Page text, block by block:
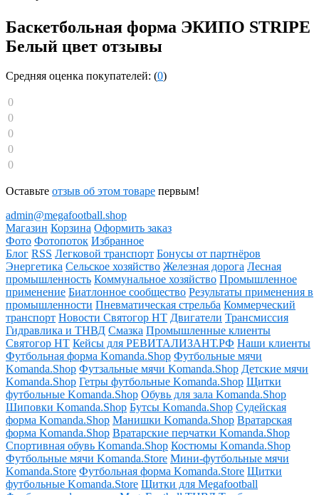
Баскетбольная форма ЭКИПО STRIPE
Белый цвет отзывы
Средняя оценка покупателей: (0)
0
0
0
0
0
Оставьте отзыв об этом товаре первым!
admin@megafootball.shop
Магазин Корзина Оформить заказ
Фото Фотопоток Избранное
Блог RSS Легковой транспорт Бонусы от партнёров
Энергетика Сельское хозяйство Железная дорога Лесная
промышленность Коммунальное хозяйство Промышленное
применение Биатлонное сообщество Результаты применения в
промышленности Пневматическая стрельба Коммерческий
транспорт Новости Святогор НТ Двигатели Трансмиссия
Гидравлика и ТНВД Смазка Промышленные клиенты
Святогор НТ Кейсы для РЕВИТАЛИЗАНТ.РФ Наши клиенты
Футбольная форма Komanda.Shop Футбольные мячи
Komanda.Shop Футзальные мячи Komanda.Shop Детские мячи
Komanda.Shop Гетры футбольные Komanda.Shop Щитки
футбольные Komanda.Shop Обувь для зала Komanda.Shop
Шиповки Komanda.Shop Бутсы Komanda.Shop Судейская
форма Komanda.Shop Манишки Komanda.Shop Вратарская
форма Komanda.Shop Вратарские перчатки Komanda.Shop
Спортивная обувь Komanda.Shop Костюмы Komanda.Shop
Футбольные мячи Komanda.Store Мини-футбольные мячи
Komanda.Store Футбольная форма Komanda.Store Щитки
футбольные Komanda.Store Щитки для Megafootball